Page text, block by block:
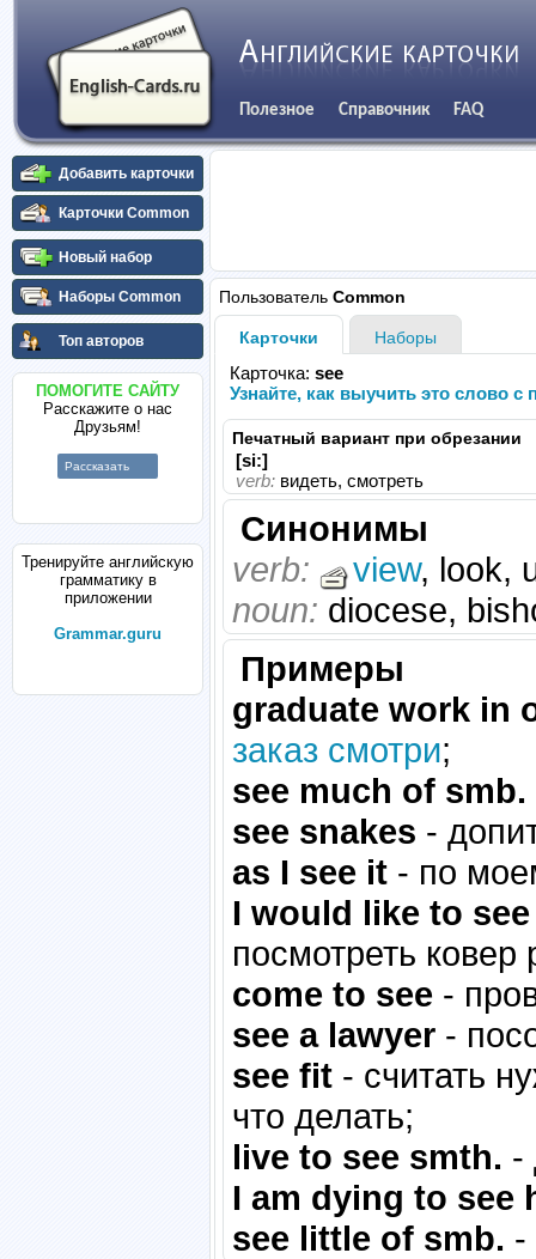
Полезное Справочник FAQ
Добавить карточки
Карточки Common
Новый набор
Наборы Common
Топ авторов
ПОМОГИТЕ САЙТУ
Расскажите о нас
Друзьям!
Рассказать
Тренируйте английскую
грамматику в
приложении
Grammar.guru
Пользователь Common
Карточки Наборы
Карточка: see
Узнайте, как выучить это слово
Печатный вариант при обрезании
[si:]
verb: видеть, смотреть
Синонимы
verb:
view, look,
noun: diocese,
Примеры
graduate work in
заказ смотри;
see much of smb.
see snakes -
as I see it - по
I would like to
посмотреть
come to see -
see a lawyer -
see fit - считать
что делать;
live to see smth. -
I am dying to see
see little of smb. -